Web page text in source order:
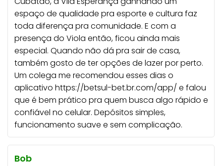
espaço de qualidade pra esporte e cultura faz
toda diferença pra comunidade. E com a
presença do Viola então, ficou ainda mais
especial. Quando não dá pra sair de casa,
também gosto de ter opções de lazer por perto.
Um colega me recomendou esses dias o
aplicativo https://betsul-bet.br.com/app/ e falou
que é bem prático pra quem busca algo rápido e
confiável no celular. Depósitos simples,
funcionamento suave e sem complicação.
Bob